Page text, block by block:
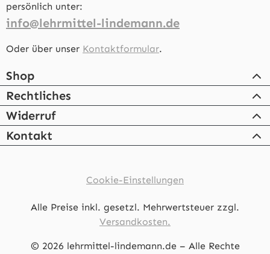
persönlich unter:
info@lehrmittel-lindemann.de
Oder über unser Kontaktformular.
Shop
Rechtliches
Widerruf
Kontakt
Cookie-Einstellungen
Alle Preise inkl. gesetzl. Mehrwertsteuer zzgl.
Versandkosten.
© 2026 lehrmittel-lindemann.de – Alle Rechte